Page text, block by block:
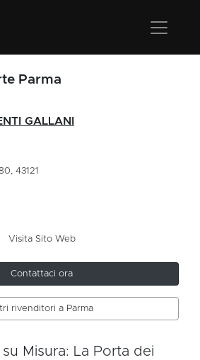
Parma
GALLANI
43121
Visita Sito Web
Contattaci ora
rivenditori a Parma
Misura: La Porta dei